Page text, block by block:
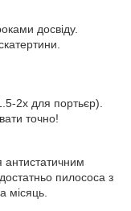
досвіду.
2x для портьєр).
точно!
антистатичним
пилососа з
місяць.